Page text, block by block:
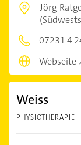
Jörg-
07231 4
Webseite
Weiss
PHYSIOTHERAPIE